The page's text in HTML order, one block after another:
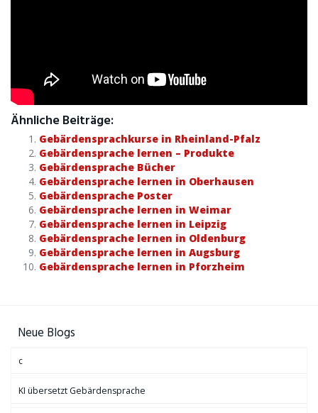
Ähnliche Beiträge:
Gebärdensprachkurse in Rheinland-Pfalz
Gebärdensprache lernen – Produkte
Gebärdensprache Bücher
Gebärdensprache lernen in Oberhausen
Gebärdensprache Poster
Gebärdensprache lernen in Weimar
Gebärdensprache lernen in Leipzig
Gebärdensprache lernen in Oldenburg
Gebärdensprache lernen in Augsburg
Gebärdensprache lernen in Pforzheim
Neue Blogs
c
KI übersetzt Gebärdensprache